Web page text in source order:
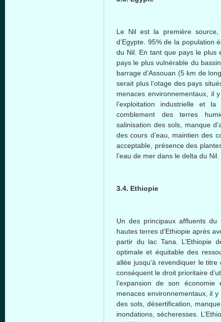
Le Nil est la première
d’Egypte. 95% de la population
du Nil. En tant que pays le plus
pays le plus vulnérable du
barrage d’Assouan (5 km de
serait plus l’otage des pays
menaces environnementaux, il
l’exploitation industrielle et la
comblement des terres
salinisation des sols, manque
des cours d’eau, maintien des
acceptable, présence des
l’eau de mer dans le delta du Nil.
3.4. Ethiopie
Un des principaux affluents
hautes terres d’Ethiopie après
partir du lac Tana. L’Ethiopie
optimale et équitable des
allée jusqu’à revendiquer le
conséquent le droit prioritaire
l’expansion de son
menaces environnementaux, il
des sols, désertification,
inondations, sécheresses.